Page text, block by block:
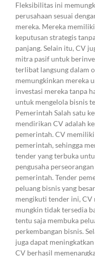
Fleksibilitas ini
perusahaan sesuai
mereka. Mereka
keputusan strategis
panjang. Selain itu, CV
mitra pasif untuk
terlibat langsung dalam
memungkinkan mereka
investasi mereka tanpa
untuk mengelola bisnis
Pemerintah Salah satu
mendirikan CV adalah
pemerintah. CV
pemerintah, sehingga
tender yang terbuka
pengusaha
pemerintah. Tender
peluang bisnis yang
mengikuti tender ini, CV
mungkin tidak tersedia
tentu saja membuka
perkembangan bisnis.
juga dapat
CV berhasil